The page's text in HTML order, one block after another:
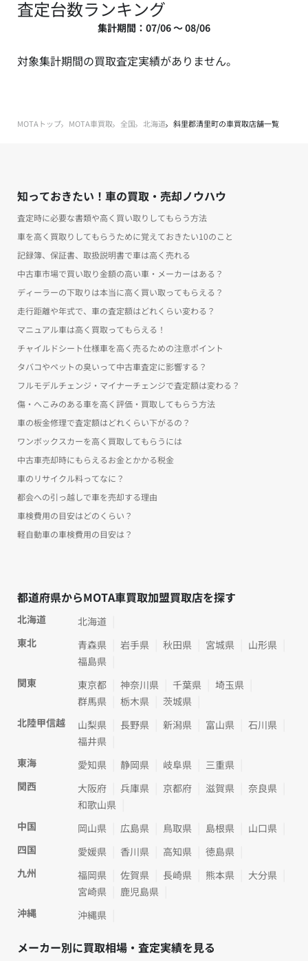
査定台数ランキング
集計期間：07/06 ～ 08/06
対象集計期間の買取査定実績がありません。
MOTAトップ MOTA車買取 全国 北海道 斜里郡清里町の車買取店舗一覧
知っておきたい！車の買取・売却ノウハウ
査定時に必要な書類や高く買い取りしてもらう方法
車を高く買取りしてもらうために覚えておきたい10のこと
記録簿、保証書、取扱説明書で車は高く売れる
中古車市場で買い取り金額の高い車・メーカーはある？
ディーラーの下取りは本当に高く買い取ってもらえる？
走行距離や年式で、車の査定額はどれくらい変わる？
マニュアル車は高く買取ってもらえる！
チャイルドシート仕様車を高く売るための注意ポイント
タバコやペットの臭いって中古車査定に影響する？
フルモデルチェンジ・マイナーチェンジで査定額は変わる？
傷・へこみのある車を高く評価・買取してもらう方法
車の板金修理で査定額はどれくらい下がるの？
ワンボックスカーを高く買取してもらうには
中古車売却時にもらえるお金とかかる税金
車のリサイクル料ってなに？
都会への引っ越しで車を売却する理由
車検費用の目安はどのくらい？
軽自動車の車検費用の目安は？
都道府県からMOTA車買取加盟買取店を探す
北海道
北海道
東北
青森県 岩手県 秋田県 宮城県
山形県
福島県
関東
東京都 神奈川県 千葉県
埼玉県
群馬県
栃木県
茨城県
北陸甲信越
山梨県 長野県 新潟県 富山県
石川県
福井県
東海
愛知県 静岡県 岐阜県
三重県
関西
大阪府 兵庫県 京都府 滋賀県
奈良県
和歌山県
中国
岡山県 広島県 鳥取県 島根県
山口県
四国
愛媛県 香川県 高知県
徳島県
九州
福岡県 佐賀県 長崎県 熊本県
大分県
宮崎県
鹿児島県
沖縄
沖縄県
メーカー別に買取相場・査定実績を見る